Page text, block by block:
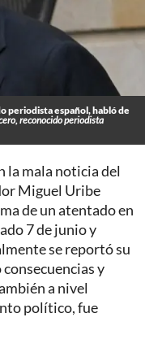
periodista español, habló de
reconocido periodista
la mala noticia del
Miguel Uribe
de un atentado en
7 de junio y
se reportó su
y
a nivel
político, fue